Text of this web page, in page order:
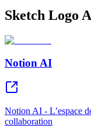
Sketch Logo
Notion AI
Notion AI - L’espace
collaboration